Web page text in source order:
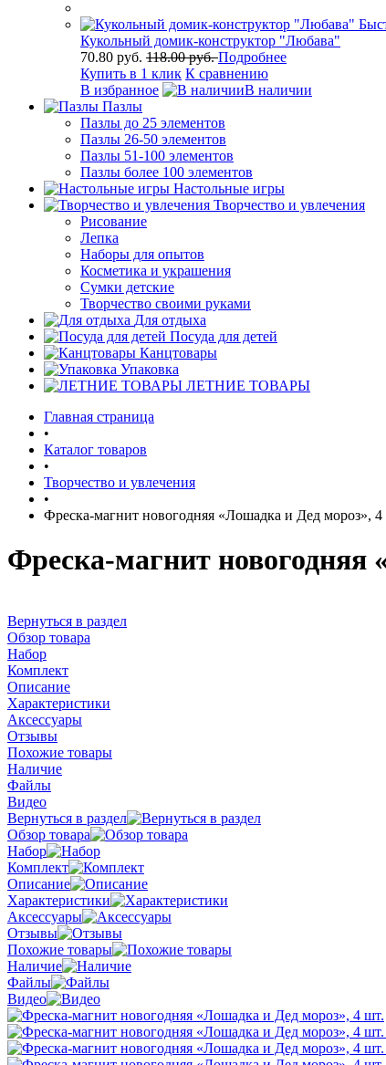
Кукольный домик-конструктор "Любава"
70.80 руб. 118.00 руб.Подробнее
Купить в 1 клик К сравнению
В избранное
В наличии
Пазлы
Пазлы до 25 элементов
Пазлы 26-50 элементов
Пазлы 51-100 элементов
Пазлы более 100 элементов
Настольные игры
Творчество и увлечения
Рисование
Лепка
Наборы для опытов
Косметика и украшения
Сумки детские
Творчество своими руками
Для отдыха
Посуда для детей
Канцтовары
Упаковка
ЛЕТНИЕ ТОВАРЫ
Главная страница
•
Каталог товаров
•
Творчество и увлечения
•
Фреска-магнит новогодняя «Лошадка и Дед мороз», 4
Фреска-магнит
Вернуться в раздел
Обзор товара
Набор
Комплект
Описание
Характеристики
Аксессуары
Отзывы
Похожие товары
Наличие
Файлы
Видео
Вернуться в раздел
Обзор товара
Набор
Комплект
Описание
Характеристики
Аксессуары
Отзывы
Похожие товары
Наличие
Файлы
Видео